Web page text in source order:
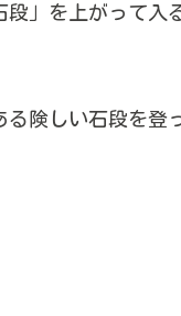
段」を上がって入
る険しい石段を登